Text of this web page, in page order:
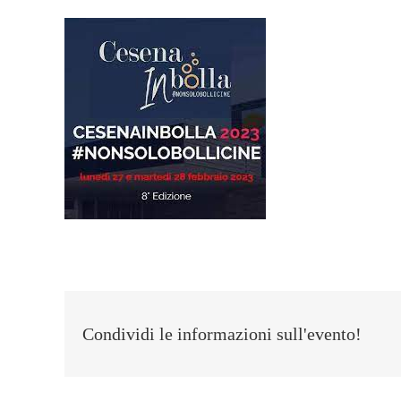
Condividi le informazioni sull'evento!